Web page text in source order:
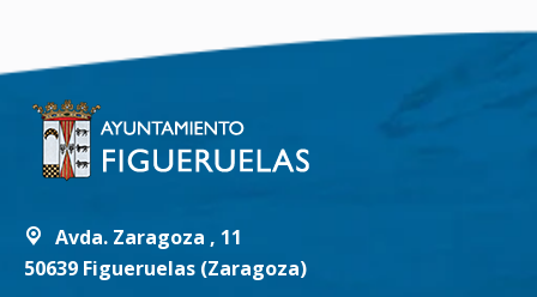
Avda. Zaragoza , 11
50639 Figueruelas (Zaragoza)